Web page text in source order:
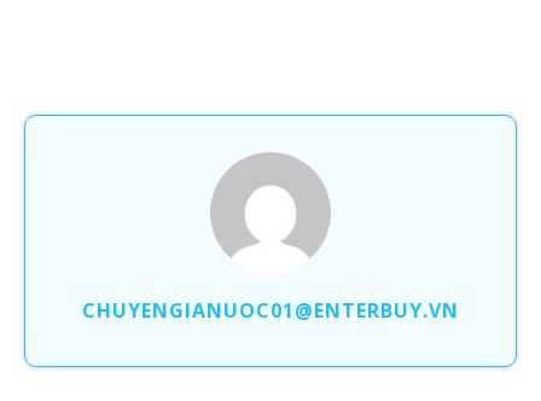
CHUYENGIANUOC01@ENTERBUY.VN